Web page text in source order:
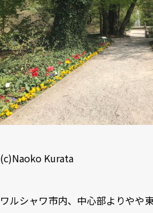
(c)Naoko Kurata
ワルシャワ市内、中心部よりやや